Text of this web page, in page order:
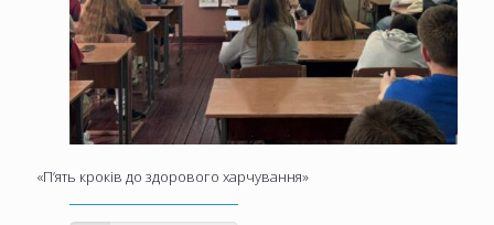
«П’ять кроків до здорового харчування»